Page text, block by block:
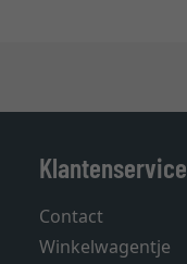
Klantenservice
Contact
Winkelwagentje